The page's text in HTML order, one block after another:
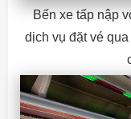
Bến xe tấp nập
dịch vụ đặt vé